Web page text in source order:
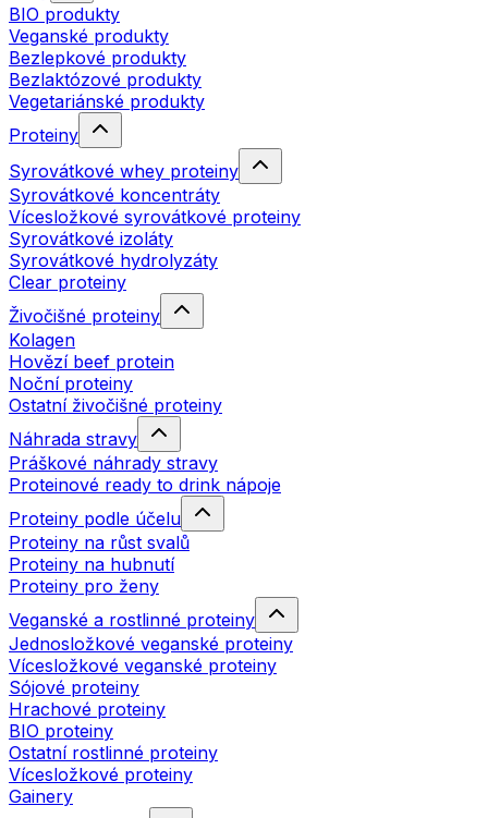
BIO produkty
Veganské produkty
Bezlepkové produkty
Bezlaktózové produkty
Vegetariánské produkty
Proteiny
Syrovátkové whey proteiny
Syrovátkové koncentráty
Vícesložkové syrovátkové proteiny
Syrovátkové izoláty
Syrovátkové hydrolyzáty
Clear proteiny
Živočišné proteiny
Kolagen
Hovězí beef protein
Noční proteiny
Ostatní živočišné proteiny
Náhrada stravy
Práškové náhrady stravy
Proteinové ready to drink nápoje
Proteiny podle účelu
Proteiny na růst svalů
Proteiny na hubnutí
Proteiny pro ženy
Veganské a rostlinné proteiny
Jednosložkové veganské proteiny
Vícesložkové veganské proteiny
Sójové proteiny
Hrachové proteiny
BIO proteiny
Ostatní rostlinné proteiny
Vícesložkové proteiny
Gainery